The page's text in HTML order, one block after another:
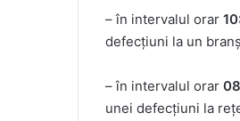
– în intervalul orar
defecțiuni la un
– în intervalul orar
unei defecțiuni la